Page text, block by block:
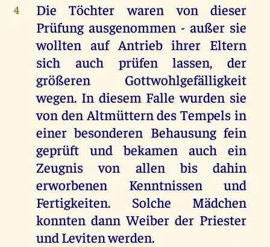
4
Die Töchter waren von dieser
Prüfung ausgenommen - außer sie
wollten auf Antrieb ihrer Eltern
sich auch prüfen lassen, der
größeren Gottwohlgefälligkeit
wegen. In diesem Falle wurden sie
von den Altmüttern des Tempels in
einer besonderen Behausung fein
geprüft und bekamen auch ein
Zeugnis von allen bis dahin
erworbenen Kenntnissen und
Fertigkeiten. Solche Mädchen
konnten dann Weiber der Priester
und Leviten werden.